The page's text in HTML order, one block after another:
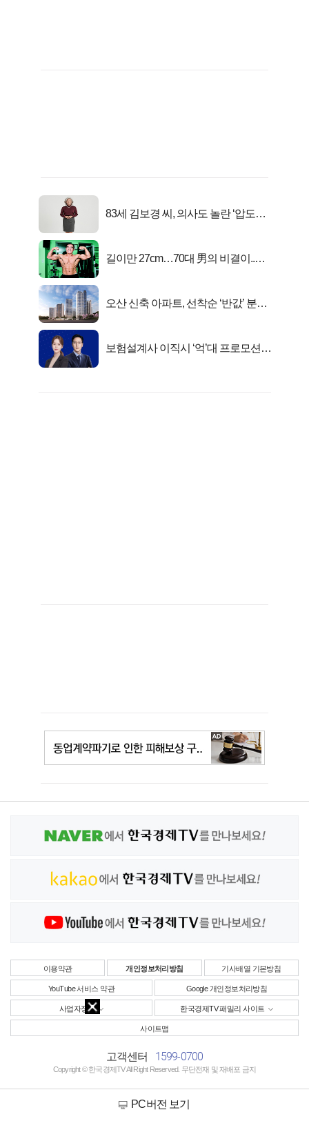
83세 김보경 씨, 의사도 놀란 ‘압도적
길이만 27cm…70대 男의 비결이..충
오산 신축 아파트, 선착순 ‘반값’ 분양
보험설계사 이직시 ‘억’대 프로모션!
이용약관 개인정보처리방침 기사배열 기본방침
YouTube 서비스 약관 Google 개인정보처리방침
사업자정보 한국경제TV 패밀리 사이트
사이트맵
고객센터 1599-0700
Copyright © 한국경제TV All Right Reserved. 무단전재 및 재배포 금지
PC버전 보기